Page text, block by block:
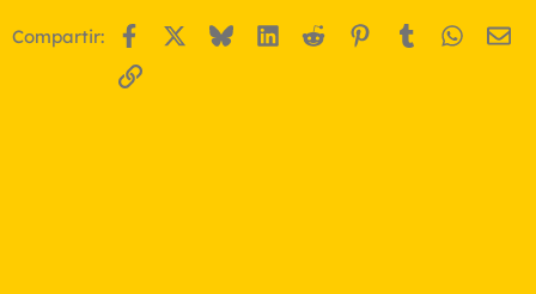
Compartir: Facebook BlueskyLinkedIn
Reddit Pinterest
Tumblr
Enlace